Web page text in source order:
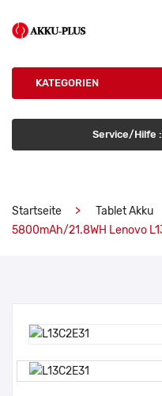
KATEGORIEN
Service/Hilfe
Startseite Tablet Akku
5800mAh/21.8WH Lenovo